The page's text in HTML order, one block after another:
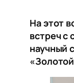
На этот
встреч с
научный